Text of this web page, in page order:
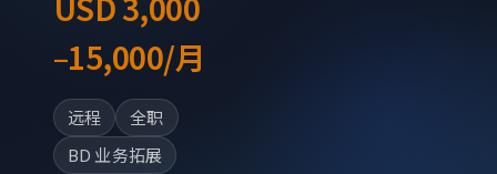
–15,000/月
远程
全职
BD 业务拓展